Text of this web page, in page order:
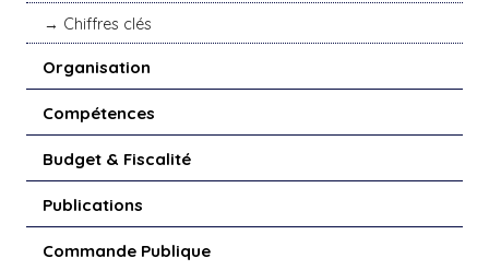
Chiffres clés
Organisation
Compétences
Budget & Fiscalité
Publications
Commande Publique